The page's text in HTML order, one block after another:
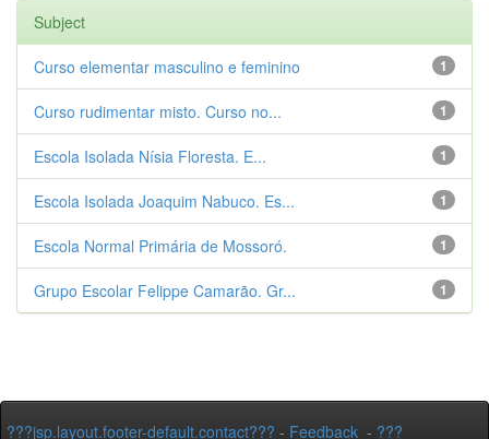
Subject
1
Curso elementar masculino e feminino
1
Curso rudimentar misto. Curso no...
1
Escola Isolada Nísia Floresta. E...
1
Escola Isolada Joaquim Nabuco. Es...
1
Escola Normal Primária de Mossoró.
1
Grupo Escolar Felippe Camarão. Gr...
???jsp.layout.footer-default.contact??? - Feedback - ???